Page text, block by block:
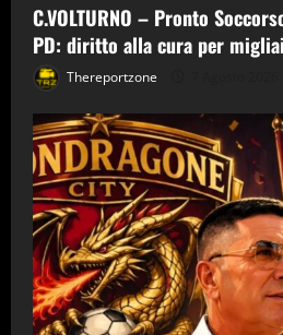
C.VOLTURNO – Pronto
PD: diritto alla cura per
Thereportzone